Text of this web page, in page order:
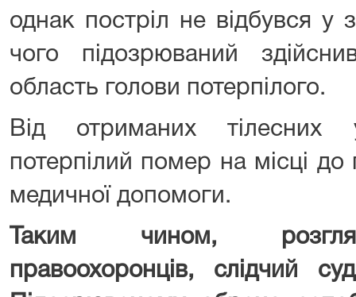
однак постріл не відбувся у
чого підозрюваний
область голови потерпілого.
Від отриманих тілесних
потерпілий помер на місці до
медичної допомоги.
Таким чином,
правоохоронців, слідчий